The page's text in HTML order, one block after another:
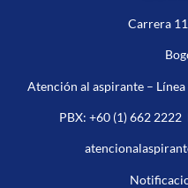
Carrera
Atención al aspirante – Línea
PBX: +60 (1) 662 2222